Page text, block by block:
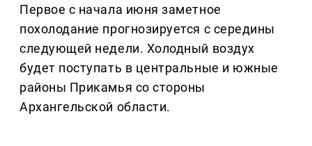
Первое с начала июня заметное
похолодание прогнозируется с середины
следующей недели. Холодный воздух
будет поступать в центральные и южные
районы Прикамья со стороны
Архангельской области.